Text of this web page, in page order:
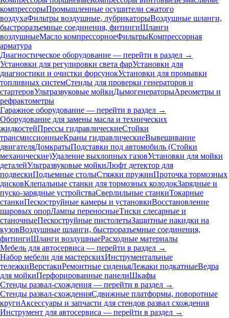
компрессорыПромышленные осушители сжатого
воздухаФильтры воздушные, лубрикаторыВоздушные шланги,
быстроразъемные соединения, фитингиШланги
воздушныеМасло компрессорноеФильтрыКомпрессорная
арматура
Диагностическое оборудование — перейти в раздел →
Установки для регулировки света фарУстановки для
диагностики и очистки форсунокУстановки для промывки
топливных системСтенды для проверки генераторов и
стартеровУльтразвуковые мойкиДымогенераторыАреометры и
рефрактометры
Гаражное оборудование — перейти в раздел →
Оборудование для замены масла и технических
жидкостейПрессы гидравлическиеСтойки
трансмиссионныеКраны гидравлическиеВывешивание
двигателяДомкратыПодставки под автомобиль (Стойки
механические)Удаление выхлопных газовУстановки для мойки
деталейУльтразвуковые мойкиЛюфт детектор для
подвескиПодъемные столыСтяжки пружинПроточка тормозных
дисковКлепальные станки для тормозных колодокЗарядные и
пуско-зарядные устройстваСверлильные станкиТокарные
станкиПескоструйные камеры и установкиВосстановление
шаровых опорЛампы переносныеТиски слесарные и
станочныеПескоструйные пистолетыЗащитные накидки на
кузовВоздушные шланги, быстроразъемные соединения,
фитингиШланги воздушныеРасходные материалы
Мебель для автосервиса — перейти в раздел →
Набор мебели для мастерскихИнструментальные
тележкиВерстакиРемонтные сиденьяЛежаки подкатныеВедра
для мойкиПерфорированные панелиШкафы
Стенды развал-схождения — перейти в раздел →
Стенды развал-схожденияСдвижные платформы, поворотные
кругиАксессуары и запчасти для стендов развал схождения
Инструмент для автосервиса — перейти в раздел →